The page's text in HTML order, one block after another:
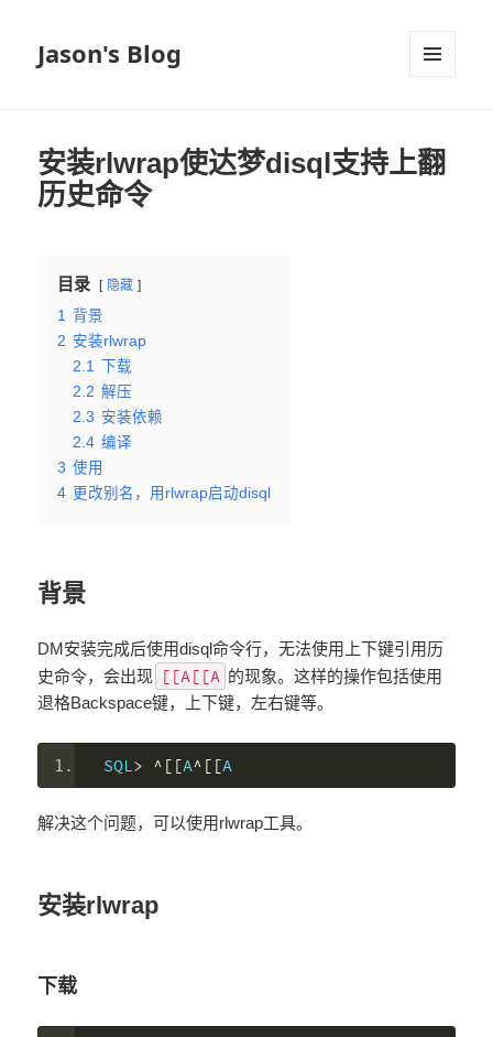
Jason's Blog
安装rlwrap使达梦disql支持上翻
历史命令
目录 隐藏
1 背景
2 安装rlwrap
2.1
下载
2.2 解压
2.3 安装依赖
2.4 编译
3 使用
4 更改别名，用rlwrap启动disql
背景
DM安装完成后使用disql命令行，无法使用上下键引用历
史命令，会出现 [[A[[A 的现象。这样的操作包括使用
退格Backspace键，上下键，左右键等。
SQL> ^[[A^[[A
解决这个问题，可以使用rlwrap工具。
安装rlwrap
下载